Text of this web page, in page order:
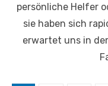
persönliche Helfer
sie haben sich
erwartet uns in